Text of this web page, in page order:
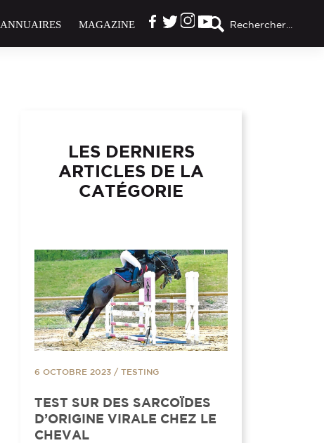
Rechercher...
ANNUAIRES MAGAZINE
LES DERNIERS
ARTICLES DE LA
CATÉGORIE
6 OCTOBRE 2023 / TESTING
TEST SUR DES SARCOÏDES
D’ORIGINE VIRALE CHEZ LE
CHEVAL